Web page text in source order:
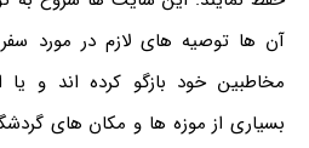
آن ها توصیه های لازم در مورد
مخاطبین خود بازگو کرده اند و یا
بسیاری از موزه ها و مکان های